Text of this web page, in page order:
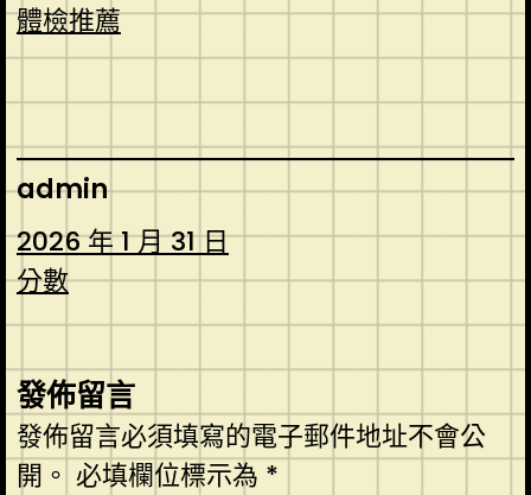
體檢推薦
admin
2026 年 1 月 31 日
分數
發佈留言
發佈留言必須填寫的電子郵件地址不會公
開。 必填欄位標示為 *